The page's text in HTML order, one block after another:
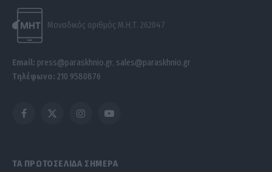
Μοναδικός αριθμός Μ.Η.Τ. 262047
Email: press@paraskhnio.gr, sales@paraskhnio.gr
Τηλέφωνο: 210 9580876
Facebook
X
InstagramYouTube
ΤΑ ΠΡΩΤΟΣΕΛΙΔΑ ΣΗΜΕΡΑ